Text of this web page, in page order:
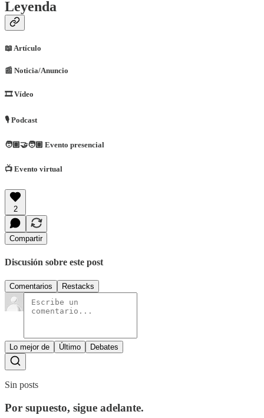
Leyenda
📖 Artículo
📰​ Noticia/Anuncio
🎞 Vídeo
🎙 Podcast
🧑🏽‍🤝‍🧑🏽 Evento presencial
📺 Evento virtual
2
Compartir
Discusión sobre este post
Comentarios Restacks
Lo mejor de Último Debates
Sin posts
Por supuesto, sigue adelante.